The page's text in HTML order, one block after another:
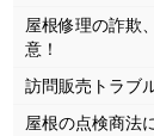
屋根修理の詐欺
意！
訪問販売トラブ
屋根の点検商法